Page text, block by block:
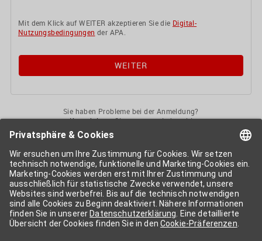
Mit dem Klick auf WEITER akzeptieren Sie die Digital-
Nutzungsbedingungen der APA.
Sie haben Probleme bei der Anmeldung?
KontaktierenSie uns gerne jederzeit!
APA-User
Services der APA-Gruppe. Für die Nutzung der einzelnen Anwendungen
kann eine weitere Freischaltung nötig sein. Kosten fallen nur nach einer
Bestellung und genauer Kosteninformation an.
Wenn nicht anders erwähnt, gelten dieAllgemeinen
Geschäftsbedingungender APA - Austria Presse Agentur.
Die von Ihnen angegebenen Daten werden ausschließlich für die
Zwecke der Demo-Nutzung bzw. des Vertragsverhältnisses genutzt.
Eine darüber hinaus gehende oder andersartige Verwendung ist nur mit